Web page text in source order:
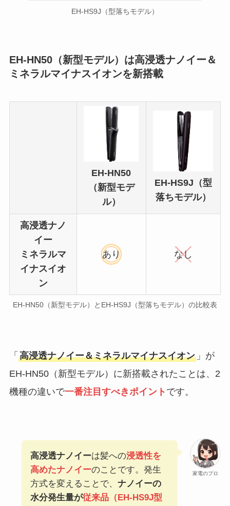
EH-HS9J（型落ちモデル）
EH-HN50（新型モデル）は高浸透ナノイー＆
ミネラルマイナスイオンを新搭載
EH-HN50
（新型モデ
ル）
EH-HS9J（型
落ちモデル）
高浸透ナノ
イー
ミネラルマ
イナスイオ
ン
あり なし
EH-HN50（新型モデル）とEH-HS9J（型落ちモデル）の比較表
「 高浸透ナノイー＆ミネラルマイナスイオン」が
EH-HN50（新型モデル）に新搭載されたことは、2
機種の違いで一番注目すべきポイント です。
家電のプロ
高浸透ナノイーは髪への浸透性を
高めたナノイーのことです。発生
方式を変えることで、 ナノイーの
水分発生量が従来品（EH-HS9J型